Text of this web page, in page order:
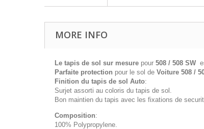
MORE INFO
Le tapis de sol sur mesure pour 508 / 508 SW
Parfaite protection pour le sol de Voiture 508 /
Finition du tapis de sol Auto:
Surjet assorti au coloris du tapis de sol.
Bon maintien du tapis avec les fixations de
Composition:
100% Polypropylene.